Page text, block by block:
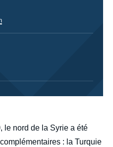
le nord de la Syrie a été
: la Turquie